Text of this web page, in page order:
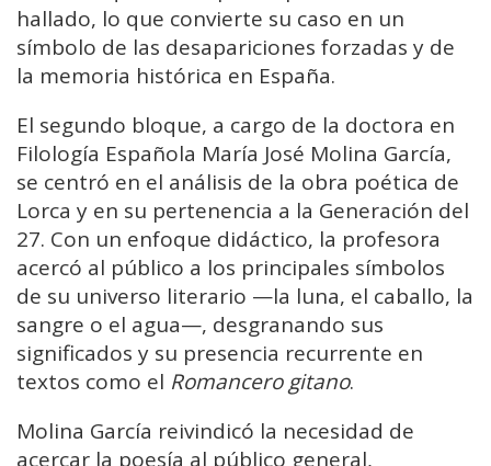
hallado, lo que convierte su caso en un
símbolo de las desapariciones forzadas y de
la memoria histórica en España.
El segundo bloque, a cargo de la doctora en
Filología Española María José Molina García,
se centró en el análisis de la obra poética de
Lorca y en su pertenencia a la Generación del
27. Con un enfoque didáctico, la profesora
acercó al público a los principales símbolos
de su universo literario —la luna, el caballo, la
sangre o el agua—, desgranando sus
significados y su presencia recurrente en
textos como el Romancero gitano.
Molina García reivindicó la necesidad de
acercar la poesía al público general,